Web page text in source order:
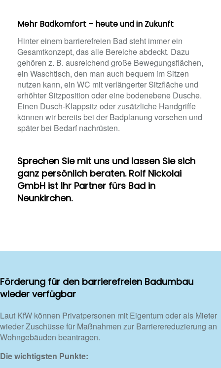
Mehr Badkomfort – heute und in Zukunft
Hinter einem barrierefreien Bad steht immer ein
Gesamtkonzept, das alle Bereiche abdeckt. Dazu
gehören z. B. ausreichend große Bewegungsflächen,
ein Waschtisch, den man auch bequem im Sitzen
nutzen kann, ein WC mit verlängerter Sitzfläche und
erhöhter Sitzposition oder eine bodenebene Dusche.
Einen Dusch-Klappsitz oder zusätzliche Handgriffe
können wir bereits bei der Badplanung vorsehen und
später bei Bedarf nachrüsten.
Sprechen Sie mit uns und lassen Sie sich
ganz persönlich beraten. Rolf Nickolai
GmbH ist Ihr Partner fürs Bad in
Neunkirchen.
Förderung für den barrierefreien Badumbau
wieder verfügbar
Laut KfW können Privatpersonen mit Eigentum oder als Mieter
wieder Zuschüsse für Maßnahmen zur Barrierereduzierung an
Wohngebäuden beantragen.
Die wichtigsten Punkte: